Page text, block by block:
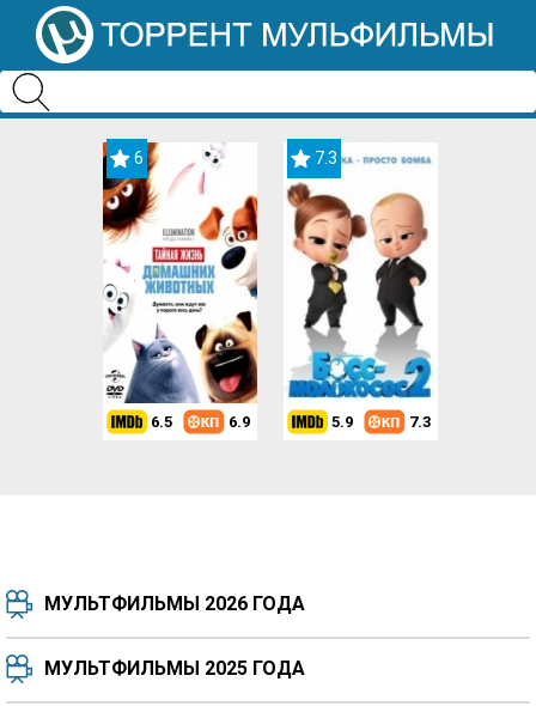
6
6.5 6.9
7.3
5.9 7.3
МУЛЬТФИЛЬМЫ 2026 ГОДА
МУЛЬТФИЛЬМЫ 2025 ГОДА